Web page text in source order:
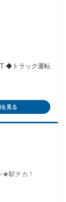
見る
★駅チカ！